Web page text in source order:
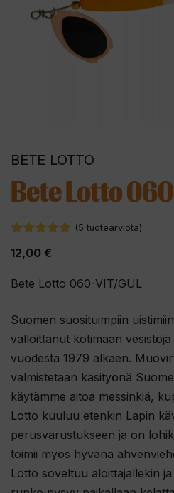
BETE LOTTO
Bete Lotto
(5 tuotearviota)
12,00 €
Bete Lotto 060-VIT/GUL
Suomen suosituimpiin
valloittanut kotimaan
vuodesta 1979 alkaen.
valmistetaan käsityönä
käytämme aitoa messinkiä,
Lotto kuuluu etenkin Lapin
perusvarustukseen ja on
toimii myös hyvänä
Lotto soveltuu aloittajallekin